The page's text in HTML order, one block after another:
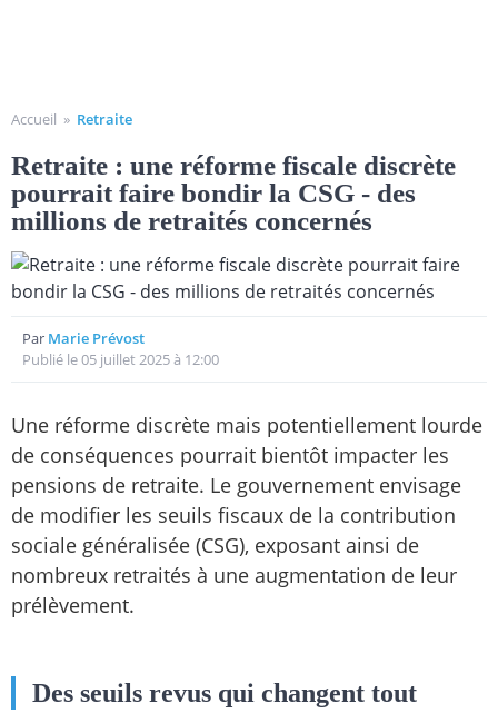
Accueil » Retraite
Retraite : une réforme fiscale discrète
pourrait faire bondir la CSG - des
millions de retraités concernés
Par Marie Prévost
Publié le 05 juillet 2025 à 12:00
Une réforme discrète mais potentiellement lourde
de conséquences pourrait bientôt impacter les
pensions de retraite. Le gouvernement envisage
de modifier les seuils fiscaux de la contribution
sociale généralisée (CSG), exposant ainsi de
nombreux retraités à une augmentation de leur
prélèvement.
Des seuils revus qui changent tout